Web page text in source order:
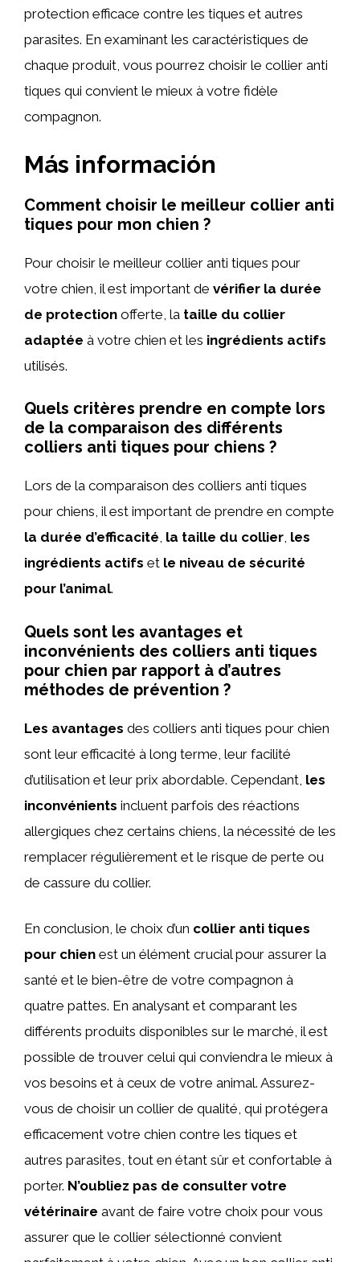
protection efficace contre les tiques et autres
parasites. En examinant les caractéristiques de
chaque produit, vous pourrez choisir le collier anti
tiques qui convient le mieux à votre fidèle
compagnon.
Más información
Comment choisir le meilleur collier anti
tiques pour mon chien ?
Pour choisir le meilleur collier anti tiques pour
votre chien, il est important de vérifier la durée
de protection offerte, la taille du collier
adaptée à votre chien et les ingrédients actifs
utilisés.
Quels critères prendre en compte lors
de la comparaison des différents
colliers anti tiques pour chiens ?
Lors de la comparaison des colliers anti tiques
pour chiens, il est important de prendre en compte
la durée d’efficacité, la taille du collier, les
ingrédients actifs et le niveau de sécurité
pour l’animal.
Quels sont les avantages et
inconvénients des colliers anti tiques
pour chien par rapport à d’autres
méthodes de prévention ?
Les avantages des colliers anti tiques pour chien
sont leur efficacité à long terme, leur facilité
d’utilisation et leur prix abordable. Cependant, les
inconvénients incluent parfois des réactions
allergiques chez certains chiens, la nécessité de les
remplacer régulièrement et le risque de perte ou
de cassure du collier.
En conclusion, le choix d’un collier anti tiques
pour chien est un élément crucial pour assurer la
santé et le bien-être de votre compagnon à
quatre pattes. En analysant et comparant les
différents produits disponibles sur le marché, il est
possible de trouver celui qui conviendra le mieux à
vos besoins et à ceux de votre animal. Assurez-
vous de choisir un collier de qualité, qui protégera
efficacement votre chien contre les tiques et
autres parasites, tout en étant sûr et confortable à
porter. N’oubliez pas de consulter votre
vétérinaire avant de faire votre choix pour vous
assurer que le collier sélectionné convient